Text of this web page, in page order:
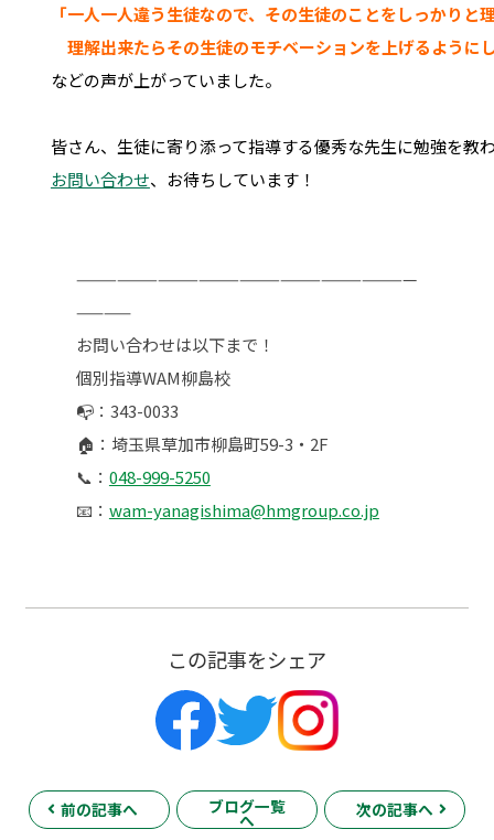
「一人一人違う生徒なので、その生徒のことをしっかりと
理解出来たらその生徒のモチベーションを上げるように
などの声が上がっていました。
お問い合わせ、お待ちしています！
—————————————————————————
————
お問い合わせは以下まで！
個別指導WAM柳島校
📭：343-0033
🏠：埼玉県草加市柳島町59-3・2F
📞： 048-999-5250
📧： wam-yanagishima@hmgroup.co.jp
この記事をシェア
前の記事へ ブログ一覧
へ
次の記事へ